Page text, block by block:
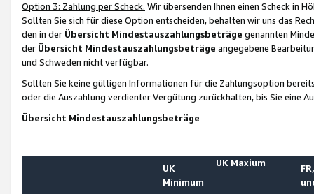
Option 3: Zahlung per Scheck. Wir übersenden Ihnen einen Scheck in
Sollten Sie sich für diese Option entscheiden, behalten wir uns das
den in der Übersicht Mindestauszahlungsbeträge genannten
der Übersicht Mindestauszahlungsbeträge angegebene
und Schweden nicht verfügbar.
Sollten Sie keine gültigen Informationen für die Zahlungsoption
oder die Auszahlung verdienter Vergütung zurückhalten, bis Sie
Übersicht Mindestauszahlungsbeträge
UK
Minimum
UK Maxium